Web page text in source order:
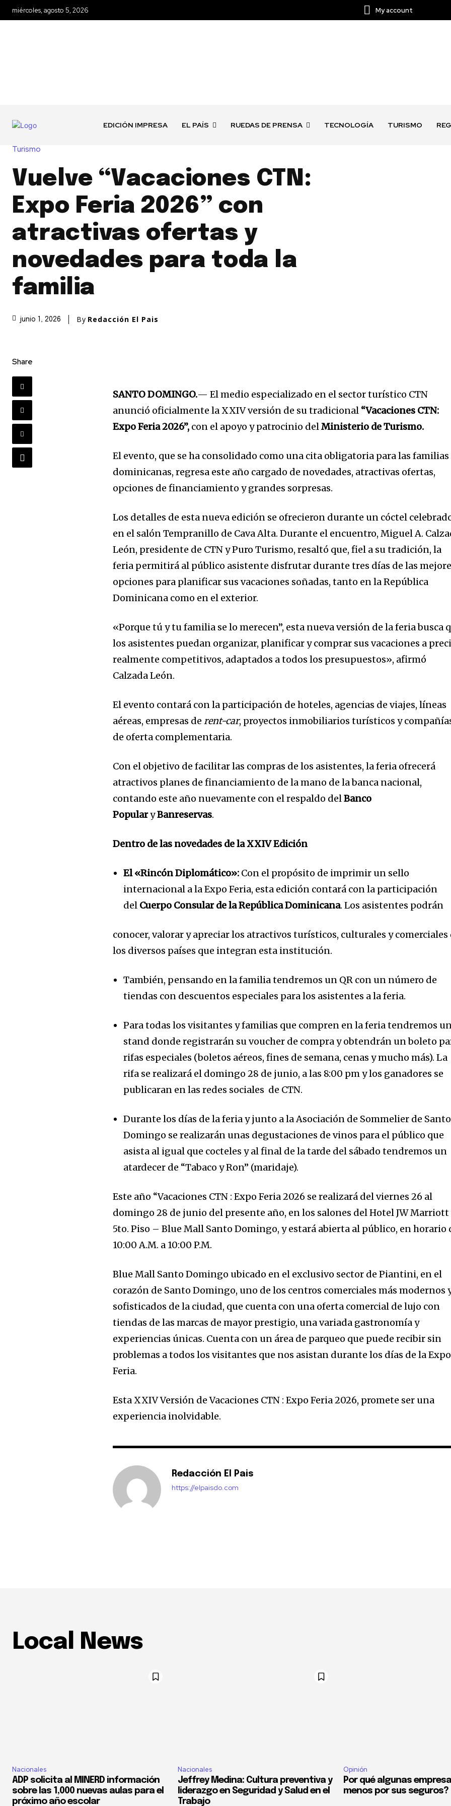
miércoles, agosto 5, 2026 My account
EDICIÓN IMPRESA EL PAÍS RUEDAS DE PRENSA TECNOLOGÍA TURISMO
Turismo
Vuelve “Vacaciones CTN:
Expo Feria 2026” con
atractivas ofertas y
novedades para toda la
familia
junio 1, 2026 By Redacción El Pais
Share
SANTO DOMINGO.— El medio especializado en el sector turístico CTN
anunció oficialmente la XXIV versión de su tradicional “Vacaciones CTN:
Expo Feria 2026”, con el apoyo y patrocinio delMinisterio de Turismo.
El evento, que se ha consolidado como una cita obligatoria para las familias
dominicanas, regresa este año cargado de novedades, atractivas ofertas,
opciones de financiamiento y grandes sorpresas.
Los detalles de esta nueva edición se ofrecieron durante un cóctel
en el salón Tempranillo de Cava Alta. Durante el encuentro, Miguel A.
León, presidente de CTN y Puro Turismo, resaltó que, fiel a su tradición, la
feria permitirá al público asistente disfrutar durante tres días de las
opciones para planificar sus vacaciones soñadas, tanto en la República
Dominicana como en el exterior.
«Porque tú y tu familia se lo merecen”, esta nueva versión de la feria busca
los asistentes puedan organizar, planificar y comprar sus vacaciones a
realmente competitivos, adaptados a todos los presupuestos», afirmó
Calzada León.
El evento contará con la participación de hoteles, agencias de viajes, líneas
aéreas, empresas derent-car, proyectos inmobiliarios turísticos y
de oferta complementaria.
Con el objetivo de facilitar las compras de los asistentes, la feria ofrecerá
atractivos planes de financiamiento de la mano de la banca nacional,
contando este año nuevamente con el respaldo delBanco
PopularyBanreservas.
Dentro de las novedades de la XXIV Edición
El «Rincón Diplomático»: Con el propósito de imprimir un sello
internacional a la Expo Feria, esta edición contará con la participación
del Cuerpo Consular de la República Dominicana. Los asistentes podrán
conocer, valorar y apreciar los atractivos turísticos, culturales y comerciales
los diversos países que integran esta institución.
También, pensando en la familia tendremos un QR con un número de
tiendas con descuentos especiales para los asistentes a la feria.
Para todas los visitantes y familias que compren en la feria tendremos
stand donde registrarán su voucher de compra y obtendrán un boleto
rifas especiales (boletos aéreos, fines de semana, cenas y mucho más). La
rifa se realizará el domingo 28 de junio, a las 8:00 pm y los ganadores se
publicaran en las redes sociales de CTN.
Durante los días de la feria y junto a la Asociación de Sommelier de Santo
Domingo se realizarán unas degustaciones de vinos para el público que
asista al igual que cocteles y al final de la tarde del sábado tendremos un
atardecer de “Tabaco y Ron” (maridaje).
Este año “Vacaciones CTN : Expo Feria 2026 se realizará del viernes 26 al
domingo 28 de junio del presente año, en los salones del Hotel JW
5to. Piso – Blue Mall Santo Domingo, y estará abierta al público, en horario
10:00 A.M. a 10:00 P.M.
Blue Mall Santo Domingo ubicado en el exclusivo sector de Piantini, en el
corazón de Santo Domingo, uno de los centros comerciales más modernos
sofisticados de la ciudad, que cuenta con una oferta comercial de lujo con
tiendas de las marcas de mayor prestigio, una variada gastronomía y
experiencias únicas. Cuenta con un área de parqueo que puede recibir sin
problemas a todos los visitantes que nos asistan durante los días de la Expo
Feria.
Esta XXIV Versión de Vacaciones CTN : Expo Feria 2026, promete ser una
experiencia inolvidable.
Redacción El Pais
https://elpaisdo.com
Local News
Nacionales
ADP solicita al MINERD información
sobre las 1,000 nuevas aulas para el
próximo año escolar
Nacionales
Jeffrey Medina: Cultura preventiva y
liderazgo en Seguridad y Salud en el
Trabajo
Opinión
Por qué algunas
menos por sus seguros?